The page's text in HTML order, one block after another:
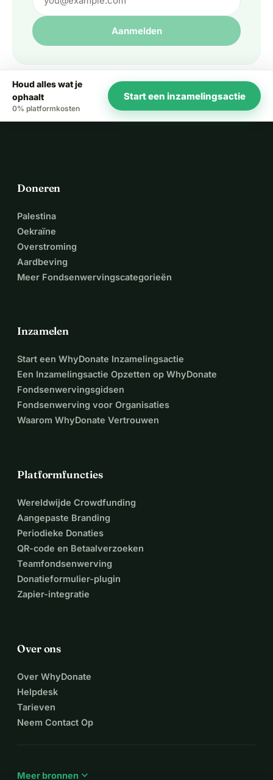
Aanmelden
Houd alles wat je
ophaalt
0% platformkosten
Start een inzamelingsactie
Doneren
Palestina
Oekraïne
Overstroming
Aardbeving
Meer Fondsenwervingscategorieën
Inzamelen
Start een WhyDonate Inzamelingsactie
Een Inzamelingsactie Opzetten op WhyDonate
Fondsenwervingsgidsen
Fondsenwerving voor Organisaties
Waarom WhyDonate Vertrouwen
Platformfuncties
Wereldwijde Crowdfunding
Aangepaste Branding
Periodieke Donaties
QR-code en Betaalverzoeken
Teamfondsenwerving
Donatieformulier-plugin
Zapier-integratie
Over ons
Over WhyDonate
Helpdesk
Tarieven
Neem Contact Op
Meer bronnen expand_more